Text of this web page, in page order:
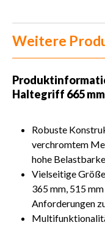
Weitere
Haltegriff 665 mm
Robuste
verchromtem
hohe
Vielseitige
365 mm, 515
Anforderungen